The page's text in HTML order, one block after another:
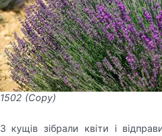
1502 (Copy)
З кущів зібрали квіти і